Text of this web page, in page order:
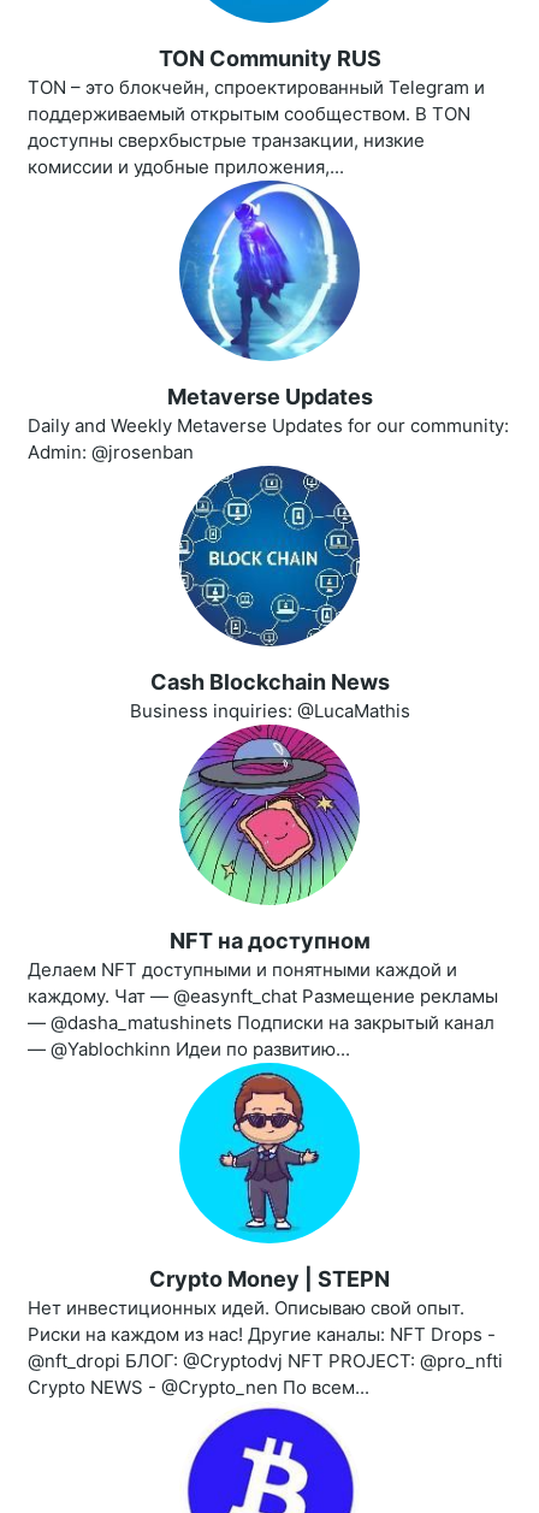
TON Community RUS
TON – это блокчейн, спроектированный Telegram и
поддерживаемый открытым сообществом. В TON
доступны сверхбыстрые транзакции, низкие
комиссии и удобные приложения,...
Metaverse Updates
Daily and Weekly Metaverse Updates for our community:
Admin: @jrosenban
Cash Blockchain News
Business inquiries: @LucaMathis
NFT на доступном
Делаем NFT доступными и понятными каждой и
каждому. Чат — @easynft_chat Размещение рекламы
— @dasha_matushinets Подписки на закрытый канал
— @Yablochkinn Идеи по развитию...
Crypto Money | STEPN
Нет инвестиционных идей. Описываю свой опыт.
Риски на каждом из нас! Другие каналы: NFT Drops -
@nft_dropi БЛОГ: @Cryptodvj NFT PROJECT: @pro_nfti
Crypto NEWS - @Crypto_nen По всем...